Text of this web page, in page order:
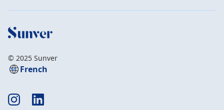
French
© 2025 Sunver